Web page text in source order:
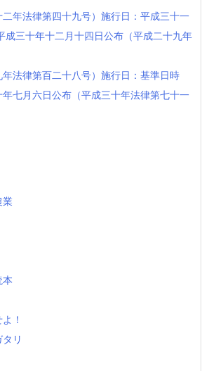
年法律第四十九号）施行日：平成三十一
成三十年十二月十四日公布（平成二十九年
法律第百二十八号）施行日：基準日時
七月六日公布（平成三十年法律第七十一
業
本
！
リ